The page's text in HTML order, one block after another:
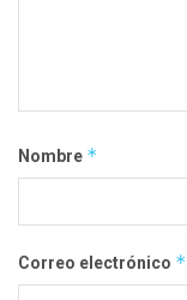
Nombre *
Correo electrónico *